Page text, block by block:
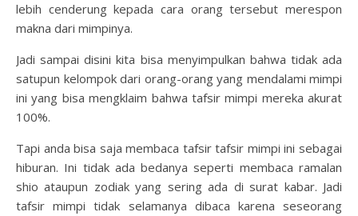
lebih cenderung kepada cara orang tersebut merespon
makna dari mimpinya.
Jadi sampai disini kita bisa menyimpulkan bahwa tidak ada
satupun kelompok dari orang-orang yang mendalami mimpi
ini yang bisa mengklaim bahwa tafsir mimpi mereka akurat
100%.
Tapi anda bisa saja membaca tafsir tafsir mimpi ini sebagai
hiburan. Ini tidak ada bedanya seperti membaca ramalan
shio ataupun zodiak yang sering ada di surat kabar. Jadi
tafsir mimpi tidak selamanya dibaca karena seseorang